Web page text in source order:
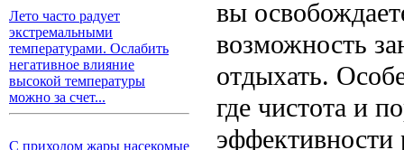
Лето часто радует
экстремальными
температурами. Ослабить
негативное влияние
высокой температуры
можно за счет...
С приходом жары насекомые
вы
возможность
отдыхать.
где чистота и
эффективности